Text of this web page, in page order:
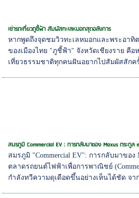
เช่ารถเที่ยวภูชี้ฟ้า สัมผัสทะเลหมอกสุดอลังการ
หากพูดถึงจุดชมวิวทะเลหมอกและพระอา
ของเมืองไทย "ภูชี้ฟ้า" จังหวัดเชียงราย คื
เที่ยวธรรมชาติทุกคนฝันอยากไปสัมผัสสักค
สมรภูมิ Commercial EV : การกลับมาของ Maxus ตระกูล
สมรภูมิ "Commercial EV": การกลับมาของ
ตลาดรถยนต์ไฟฟ้าเพื่อการพาณิชย์
กำลังทวีความดุเดือดขึ้นอย่างเห็นได้ชัด จ